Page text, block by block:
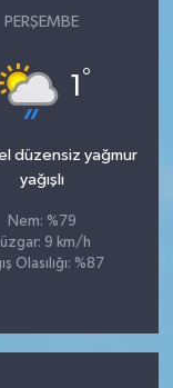
PERŞEMBE
1 °
düzensiz yağmur
yağışlı
Nem: %79
9 km/h
Olasılığı: %87